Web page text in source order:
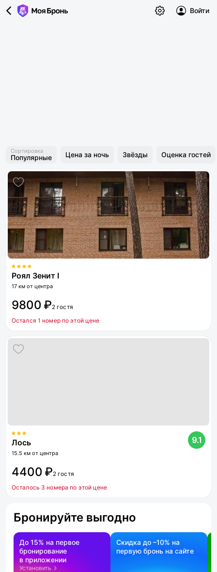
Войти
Сортировка
Популярные Цена за ночь Звёзды Оценка гостей
Роял Зенит I
17 км от центра
9800 ₽2 гостя
Остался 1 номер по этой цене
Лось
15.5 км от центра
9.1
4400 ₽2 гостя
Осталось 3 номера по этой цене
Бронируйте выгодно
До 15% на первое
бронирование
в приложении
Установить
Скидка до –10% на
первую бронь на сайте